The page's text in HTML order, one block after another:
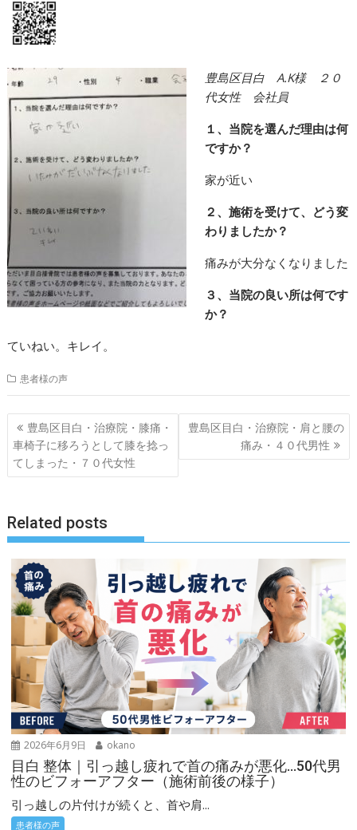
豊島区目白 A.K様 ２０
代女性 会社員
１、当院を選んだ理由は何
ですか？
家が近い
２、施術を受けて、どう変
わりましたか？
痛みが大分なくなりました
３、当院の良い所は何です
か？
ていねい。キレイ。
患者様の声
投
稿
ナ
ー
シ
ョ
ン
豊島区目白・治療院・膝痛・
車椅子に移ろうとして膝を捻っ
てしまった・７０代女性
豊島区目白・治療院・肩と腰の
痛み・４０代男性
Related posts
2026年6月9日 okano
目白 整体｜引っ越し疲れで首の痛みが悪化…50代男
性のビフォーアフター（施術前後の様子）
引っ越しの片付けが続くと、首や肩...
患者様の声